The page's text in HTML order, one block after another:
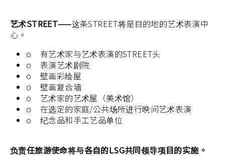
艺术STREET——这条STREET将是目的地的艺术表演中
心。
o 有艺术家与艺术表演的STREET头
o 表演艺术剧院
o 壁画彩绘屋
o 壁画复合墙
o 艺术家的艺术屋（美术馆）
o 在选定的家庭/公共场所进行晚间艺术表演
o 纪念品和手工艺品单位
负责任旅游使命将与各自的LSG共同领导项目的实施。